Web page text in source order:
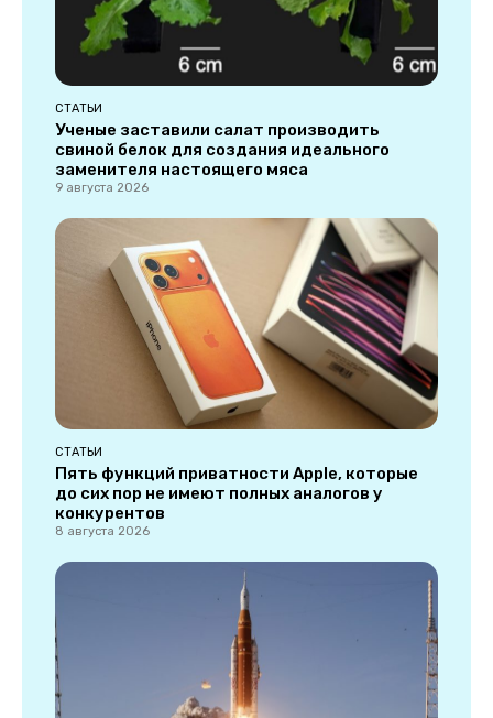
СТАТЬИ
Ученые заставили салат производить
свиной белок для создания идеального
заменителя настоящего мяса
9 августа 2026
СТАТЬИ
Пять функций приватности Apple, которые
до сих пор не имеют полных аналогов у
конкурентов
8 августа 2026